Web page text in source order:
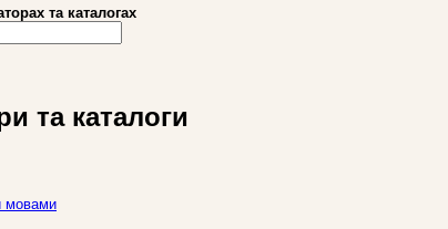
та каталогах
та каталоги
мовами